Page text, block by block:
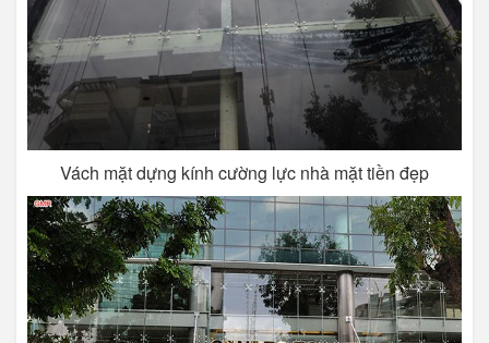
Vách mặt dựng kính cường lực nhà mặt tiền đẹp